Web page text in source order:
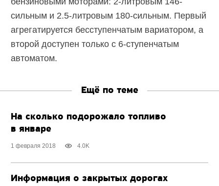
сильным и 2.5-литровым 180-сильным. Первый
агрегатируется бесступенчатым вариатором, а
второй доступен только с 6-ступенчатым
автоматом.
Ещё по теме
На сколько подорожало топливо
в январе
1 февраля 2018 4.0K
Информация о закрытых дорогах